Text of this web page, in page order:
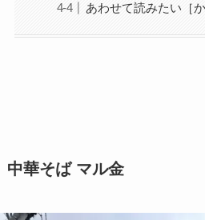
あわせて読みたい［
中華そば マル金